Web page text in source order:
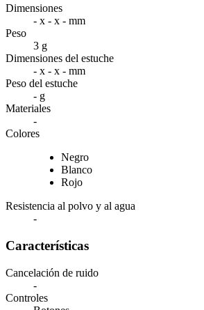
Dimensiones
- x - x - mm
Peso
3 g
Dimensiones del estuche
- x - x - mm
Peso del estuche
- g
Materiales
-
Colores
Negro
Blanco
Rojo
Resistencia al polvo y al agua
-
Características
Cancelación de ruido
-
Controles